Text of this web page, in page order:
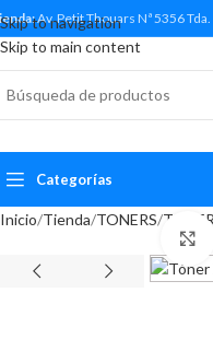
Skip to navigation
Skip to main content
Av. Petit Thouars Nª 5356
Categorías
Inicio Tienda TONERS